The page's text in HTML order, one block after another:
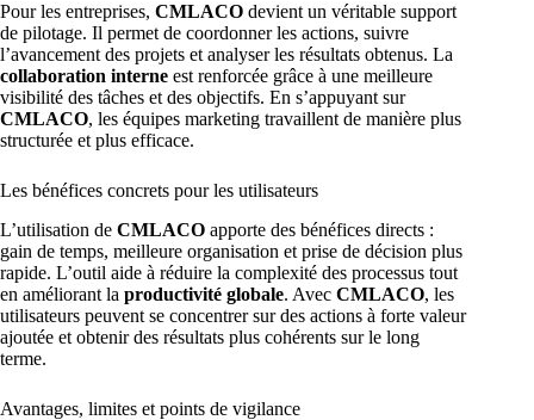
Pour les entreprises, CMLACO devient un véritable support
de pilotage. Il permet de coordonner les actions, suivre
l’avancement des projets et analyser les résultats obtenus. La
collaboration interne est renforcée grâce à une meilleure
visibilité des tâches et des objectifs. En s’appuyant sur
CMLACO, les équipes marketing travaillent de manière plus
structurée et plus efficace.
Les bénéfices concrets pour les utilisateurs
L’utilisation de CMLACO apporte des bénéfices directs :
gain de temps, meilleure organisation et prise de décision plus
rapide. L’outil aide à réduire la complexité des processus tout
en améliorant la productivité globale. Avec CMLACO, les
utilisateurs peuvent se concentrer sur des actions à forte valeur
ajoutée et obtenir des résultats plus cohérents sur le long
terme.
Avantages, limites et points de vigilance